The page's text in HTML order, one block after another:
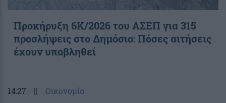
Προκήρυξη 6Κ/2026 του ΑΣΕΠ για 315
προσλήψεις στο Δημόσιο: Πόσες αιτήσεις
έχουν υποβληθεί
14:27 || Οικονομία